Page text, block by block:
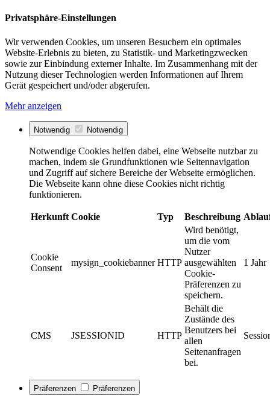
Privatsphäre-Einstellungen
Wir verwenden Cookies, um unseren Besuchern ein optimales
Website-Erlebnis zu bieten, zu Statistik- und Marketingzwecken
sowie zur Einbindung externer Inhalte. Im Zusammenhang mit der
Nutzung dieser Technologien werden Informationen auf Ihrem
Gerät gespeichert und/oder abgerufen.
Mehr anzeigen
Notwendig Notwendig
Notwendige Cookies helfen dabei, eine Webseite nutzbar zu
machen, indem sie Grundfunktionen wie Seitennavigation
und Zugriff auf sichere Bereiche der Webseite ermöglichen.
Die Webseite kann ohne diese Cookies nicht richtig
funktionieren.
Herkunft Cookie Typ Beschreibung
Cookie
Consent
mysign_cookiebanner HTTP
Wird benötigt,
um die vom
Nutzer
ausgewählten
Cookie-
Präferenzen zu
speichern.
1 Jahr
CMS JSESSIONID HTTP
Behält die
Zustände des
Benutzers bei
allen
Seitenanfragen
bei.
Präferenzen Präferenzen